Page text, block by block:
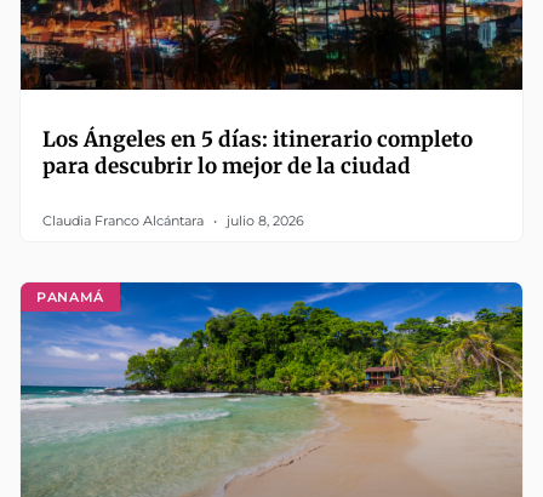
Los Ángeles en 5 días: itinerario completo
para descubrir lo mejor de la ciudad
Claudia Franco Alcántara julio 8, 2026
PANAMÁ